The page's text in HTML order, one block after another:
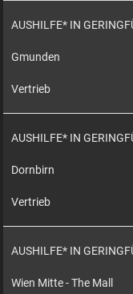
AUSHILFE* IN
Gmunden
Vertrieb
AUSHILFE* IN
Dornbirn
Vertrieb
AUSHILFE* IN
Wien Mitte - The Mall